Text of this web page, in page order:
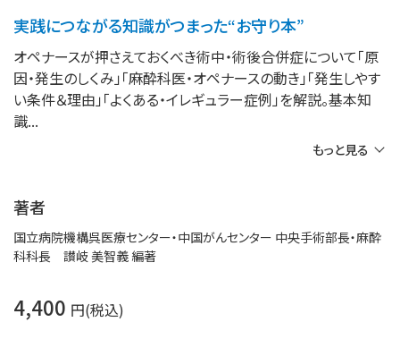
実践につながる知識がつまった“お守り本”
オペナースが押さえておくべき術中・術後合併症について「原
因・発生のしくみ」「麻酔科医・オペナースの動き」「発生しやす
い条件＆理由」「よくある・イレギュラー症例」を解説。基本知
識
もっと見る
著者
国立病院機構呉医療センター・中国がんセンター 中央手術部長・麻酔
科科長 讃岐 美智義 編著
4,400 円(税込)